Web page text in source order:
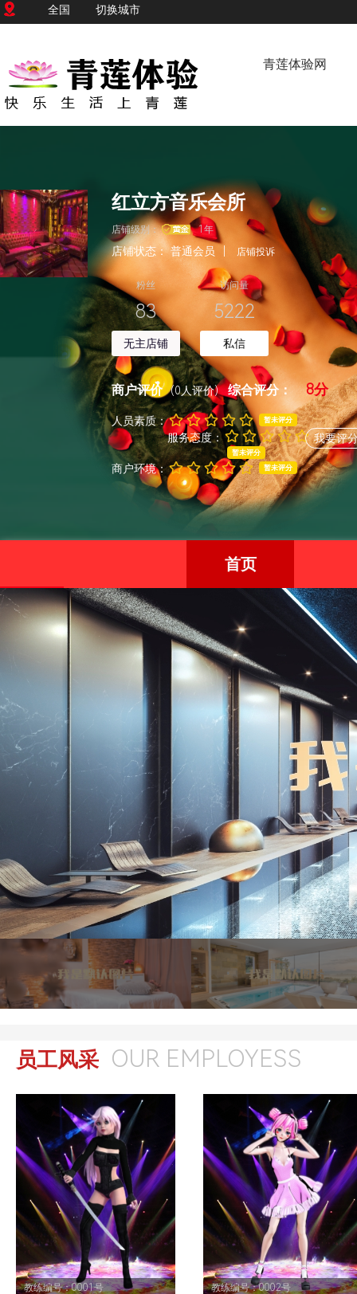
全国 切换城市
青莲体验网
红立方音乐会所
店铺级别： 1年
店铺状态：普通会员 店铺投诉
粉丝
83
无主店铺
访问量
5222
私信
商户评价 (0人评价)综合评分： 8分
人员素质： 暂未评分
服务态度：
暂未评分
商户环境： 暂未评分
我要评
首页
员工风采 OUR EMPLOYESS
教练编号：0001号 教练编号：0002号